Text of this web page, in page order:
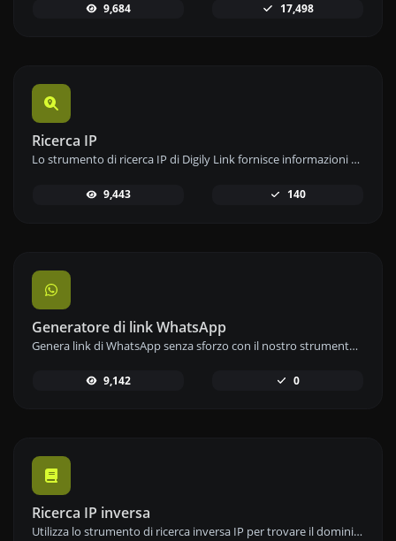
9,684 17,498
Ricerca IP
Lo strumento di ricerca IP di Digily Link fornisce informazioni dettagliate su qualsiasi indirizzo IP. Utilizza questo servizio online gratuito per ottenere dati IP completi.
9,443 140
Generatore di link WhatsApp
Genera link di WhatsApp senza sforzo con il nostro strumento generatore di link WhatsApp per una comunicazione istantanea.
9,142 0
Ricerca IP inversa
Utilizza lo strumento di ricerca inversa IP per trovare il dominio o l'host associato a qualsiasi indirizzo IP in modo rapido e semplice.